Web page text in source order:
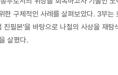
구체적인 사례를 살펴보았다. 3부는
본’을 바탕으로 나철의 사상을 재탐
살폈다.